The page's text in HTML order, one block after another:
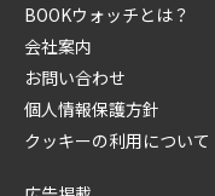
BOOKウォッチとは？
会社案内
お問い合わせ
個人情報保護方針
クッキーの利用について